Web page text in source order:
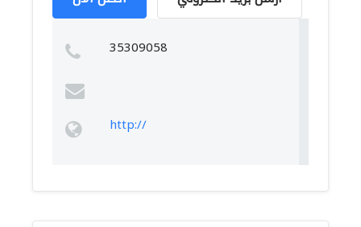
35309058
http://